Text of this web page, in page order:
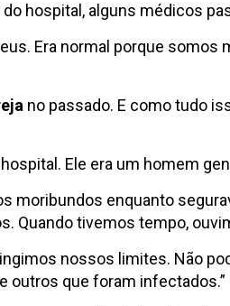
hospital, alguns médicos
Era normal porque
no passado. E como tudo
Ele era um homem
moribundos enquanto
Quando tivemos tempo,
nossos limites. Não
outros que foram infectados.”